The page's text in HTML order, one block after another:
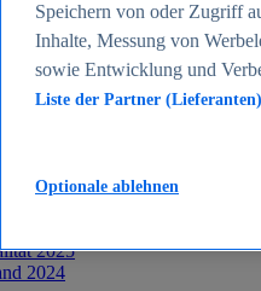
Altersgruppen 2024
/ Bürgergeld in
2025
2024
Speichern von oder Zugriff
Inhalte, Messung von
sowie Entwicklung und
Liste der Partner (Lieferanten)
Optionale ablehnen